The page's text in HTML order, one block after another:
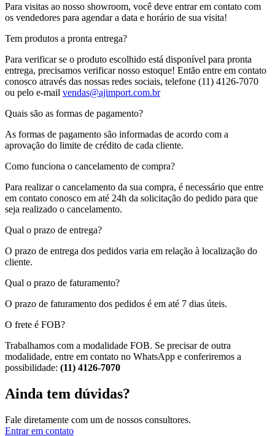
Para visitas ao nosso showroom, você deve entrar em contato com
os vendedores para agendar a data e horário de sua visita!
Tem produtos a pronta entrega?
Para verificar se o produto escolhido está disponível para pronta
entrega, precisamos verificar nosso estoque! Então entre em contato
conosco através das nossas redes sociais, telefone (11) 4126-7070
ou pelo e-mail vendas@ajimport.com.br
Quais são as formas de pagamento?
As formas de pagamento são informadas de acordo com a
aprovação do limite de crédito de cada cliente.
Como funciona o cancelamento de compra?
Para realizar o cancelamento da sua compra, é necessário que entre
em contato conosco em até 24h da solicitação do pedido para que
seja realizado o cancelamento.
Qual o prazo de entrega?
O prazo de entrega dos pedidos varia em relação à localização do
cliente.
Qual o prazo de faturamento?
O prazo de faturamento dos pedidos é em até 7 dias úteis.
O frete é FOB?
Trabalhamos com a modalidade FOB. Se precisar de outra
modalidade, entre em contato no WhatsApp e conferiremos a
possibilidade: (11) 4126-7070
Ainda tem dúvidas?
Fale diretamente com um de nossos consultores.
Entrar em contato